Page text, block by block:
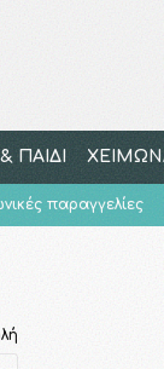
ΠΑΙΔΙ
παραγγελίες